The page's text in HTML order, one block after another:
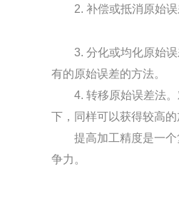
2. 补偿或抵消原始
3. 分化或均化原始
有的原始误差的方法。
4. 转移原始误差法
下，同样可以获得较高的
提高加工精度是一个复
争力。